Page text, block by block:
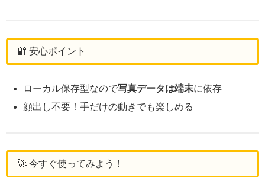
🔐 安心ポイント
ローカル保存型なので写真データは端末に依存
顔出し不要！手だけの動きでも楽しめる
🚀 今すぐ使ってみよう！